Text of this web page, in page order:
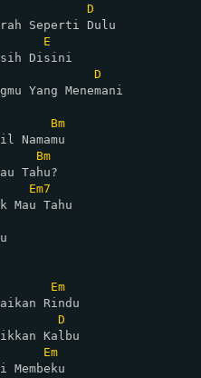
D
Seperti Dulu
E
Disini
D
Yang Menemani
Bm
Bm
Tahu?
Em7
Mau Tahu
Em
Rindu
D
Kalbu
Em